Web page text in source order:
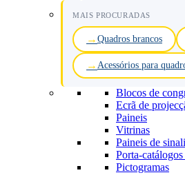
MAIS PROCURADAS
Quadros brancos
Acessórios para
Blocos de
Ecrã de
Paineis
Vitrinas
Paineis de
Porta-
Pictogramas